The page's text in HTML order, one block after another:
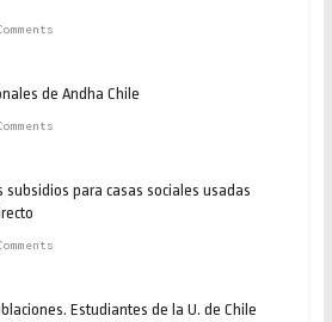
de Andha Chile
para casas sociales usadas
Estudiantes de la U. de Chile